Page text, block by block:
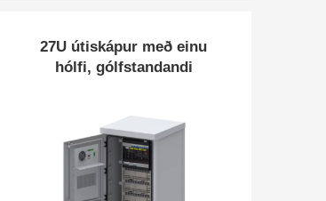
27U útiskápur með einu
hólfi, gólfstandandi